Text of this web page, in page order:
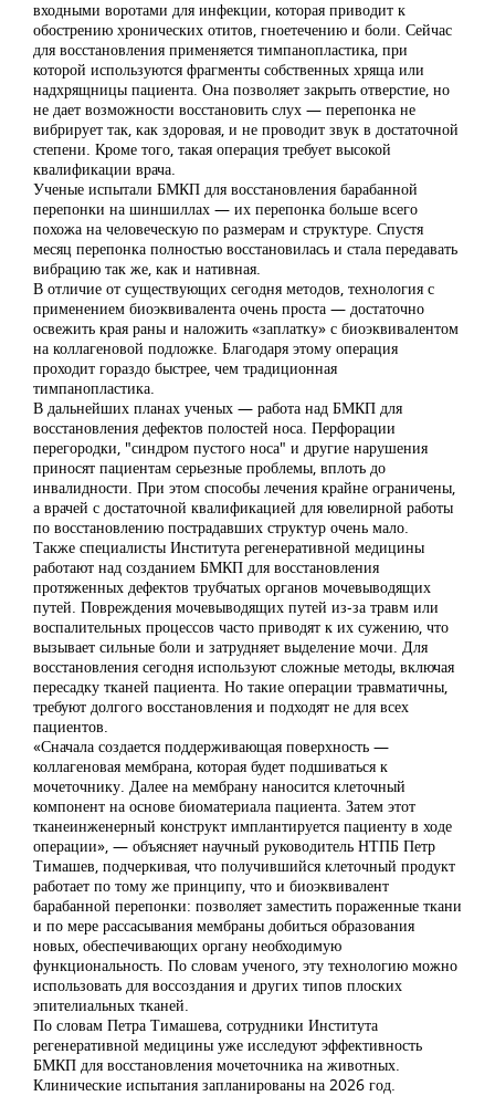
входными воротами для инфекции, которая приводит к
обострению хронических отитов, гноетечению и боли. Сейчас
для восстановления применяется тимпанопластика, при
которой используются фрагменты собственных хряща или
надхрящницы пациента. Она позволяет закрыть отверстие, но
не дает возможности восстановить слух — перепонка не
вибрирует так, как здоровая, и не проводит звук в достаточной
степени. Кроме того, такая операция требует высокой
квалификации врача.
Ученые испытали БМКП для восстановления барабанной
перепонки на шиншиллах — их перепонка больше всего
похожа на человеческую по размерам и структуре. Спустя
месяц перепонка полностью восстановилась и стала передавать
вибрацию так же, как и нативная.
В отличие от существующих сегодня методов, технология с
применением биоэквивалента очень проста — достаточно
освежить края раны и наложить «заплатку» с биоэквивалентом
на коллагеновой подложке. Благодаря этому операция
проходит гораздо быстрее, чем традиционная
тимпанопластика.
В дальнейших планах ученых — работа над БМКП для
восстановления дефектов полостей носа. Перфорации
перегородки, "синдром пустого носа" и другие нарушения
приносят пациентам серьезные проблемы, вплоть до
инвалидности. При этом способы лечения крайне ограничены,
а врачей с достаточной квалификацией для ювелирной работы
по восстановлению пострадавших структур очень мало.
Также специалисты Института регенеративной медицины
работают над созданием БМКП для восстановления
протяженных дефектов трубчатых органов мочевыводящих
путей. Повреждения мочевыводящих путей из-за травм или
воспалительных процессов часто приводят к их сужению, что
вызывает сильные боли и затрудняет выделение мочи. Для
восстановления сегодня используют сложные методы, включая
пересадку тканей пациента. Но такие операции травматичны,
требуют долгого восстановления и подходят не для всех
пациентов.
«Сначала создается поддерживающая поверхность —
коллагеновая мембрана, которая будет подшиваться к
мочеточнику. Далее на мембрану наносится клеточный
компонент на основе биоматериала пациента. Затем этот
тканеинженерный конструкт имплантируется пациенту в ходе
операции», — объясняет научный руководитель НТПБ Петр
Тимашев, подчеркивая, что получившийся клеточный продукт
работает по тому же принципу, что и биоэквивалент
барабанной перепонки: позволяет заместить пораженные ткани
и по мере рассасывания мембраны добиться образования
новых, обеспечивающих органу необходимую
функциональность. По словам ученого, эту технологию можно
использовать для воссоздания и других типов плоских
эпителиальных тканей.
По словам Петра Тимашева, сотрудники Института
регенеративной медицины уже исследуют эффективность
БМКП для восстановления мочеточника на животных.
Клинические испытания запланированы на 2026 год.